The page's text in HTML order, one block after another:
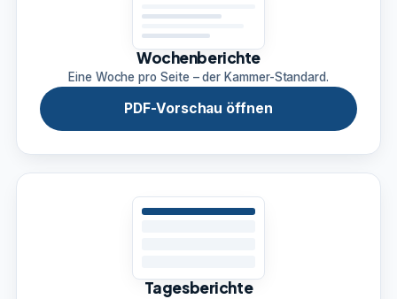
Wochenberichte
Eine Woche pro Seite – der Kammer-Standard.
PDF-Vorschau öffnen
Tagesberichte